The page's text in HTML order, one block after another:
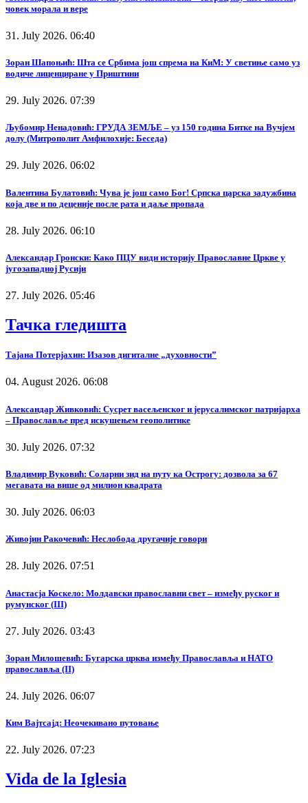
човек морала и вере
31. July 2026. 06:40
Зоран Шапоњић: Шта се Србима још спрема на КиМ: У светиње само уз
водиче лиценциране у Приштини
29. July 2026. 07:39
Љубомир Ненадовић: ГРУДА ЗЕМЉЕ – уз 150 година Битке на Вучјем
долу (Митрополит Амфилохије: Беседа)
29. July 2026. 06:02
Валентина Булатовић: Чува је још само Бог! Српска царска задужбина
која две и по деценије после рата и даље пропада
28. July 2026. 06:10
Александар Гронски: Како ПЦУ види историју Православне Цркве у
југозападној Русији
27. July 2026. 05:46
Тачка гледишта
Тајана Потерјахин: Изазов дигиталне „духовности”
04. August 2026. 06:08
Александар Живковић: Сусрет васељенског и јерусалимског патријарха
– Православље пред искушењем геополитике
30. July 2026. 07:32
Владимир Вуковић: Соларни зид на путу ка Острогу: дозвола за 67
мегавата на више од милион квадрата
30. July 2026. 06:03
Живојин Ракочевић: Неслобода другачије говори
28. July 2026. 07:51
Анастасја Коскело: Молдавски православни свет – између руског и
румунског (III)
27. July 2026. 03:43
Зоран Милошевић: Бугарска црква између Православља и НАТО
православља (II)
24. July 2026. 06:07
Ким Вајтсајд: Неочекивано путовање
22. July 2026. 07:23
Vida de la Iglesia